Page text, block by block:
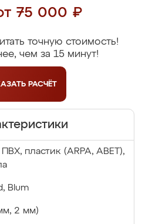
75 000 ₽
точную стоимость!
чем за 15 минут!
РАСЧЁТ
пластик (ARPA, ABET),
Blum
2 мм)